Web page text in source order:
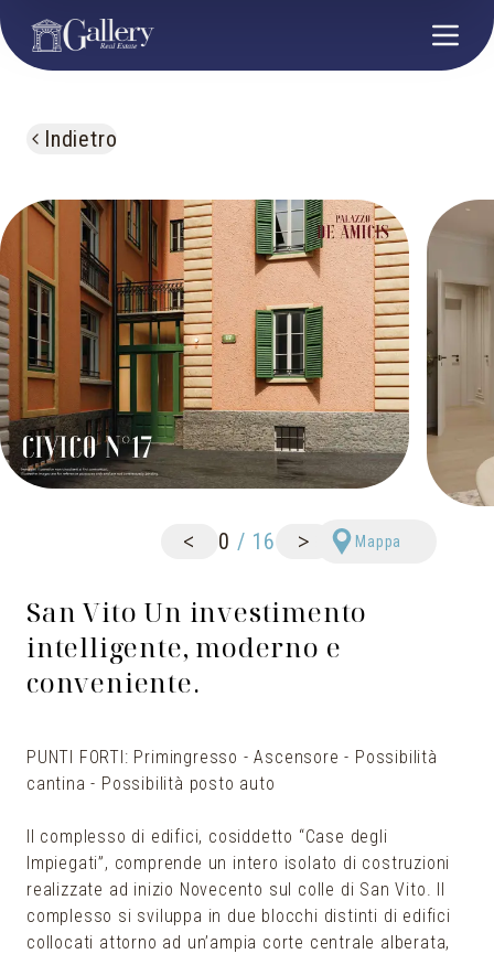
Indietro
< 0 / 16 > Mappa
San Vito Un investimento
intelligente, moderno e
conveniente.
PUNTI FORTI: Primingresso - Ascensore - Possibilità
cantina - Possibilità posto auto
Il complesso di edifici, cosiddetto “Case degli
Impiegati”, comprende un intero isolato di costruzioni
realizzate ad inizio Novecento sul colle di San Vito. Il
complesso si sviluppa in due blocchi distinti di edifici
collocati attorno ad un’ampia corte centrale alberata,